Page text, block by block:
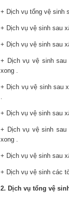
+ Dịch vụ tổng vệ sinh
+ Dịch vụ vệ sinh sau
+ Dịch vụ vệ sinh sau
+ Dịch vụ vệ sinh
xong .
+ Dịch vụ vệ sinh sau
.
+ Dịch vụ vệ sinh sau
+ Dịch vụ vệ sinh
xong .
+ Dịch vụ vệ sinh sau
+ Dịch vụ vệ sinh các
2. Dịch vụ tổng vệ